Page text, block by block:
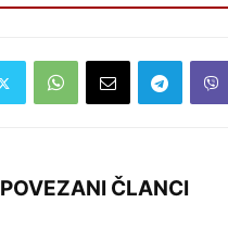
POVEZANI ČLANCI